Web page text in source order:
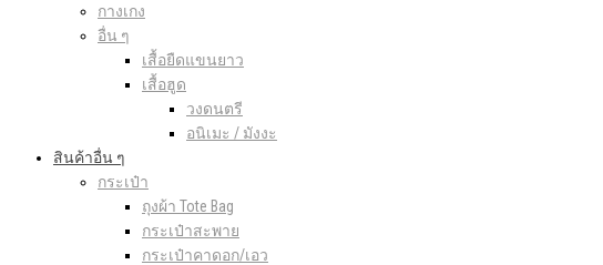
กางเกง
อื่น ๆ
เสื้อยืดแขนยาว
เสื้อฮูด
วงดนตรี
อนิเมะ / มังงะ
สินค้าอื่น ๆ
กระเป๋า
ถุงผ้า Tote Bag
กระเป๋าสะพาย
กระเป๋าคาดอก/เอว